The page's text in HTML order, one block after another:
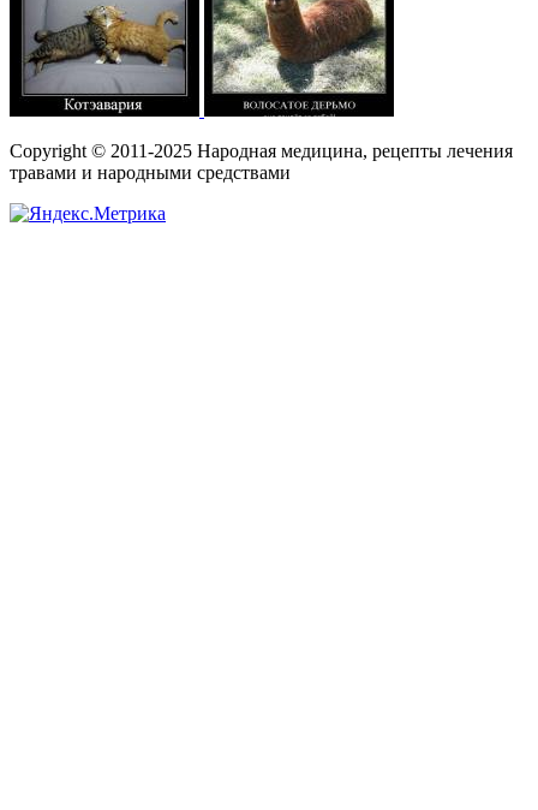
Copyright © 2011-2025 Народная медицина, рецепты лечения
травами и народными средствами